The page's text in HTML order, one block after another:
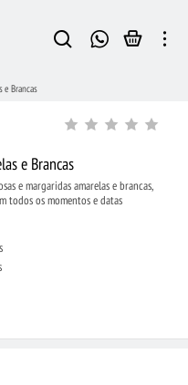
e Brancas
e Brancas
e margaridas amarelas e brancas,
todos os momentos e datas